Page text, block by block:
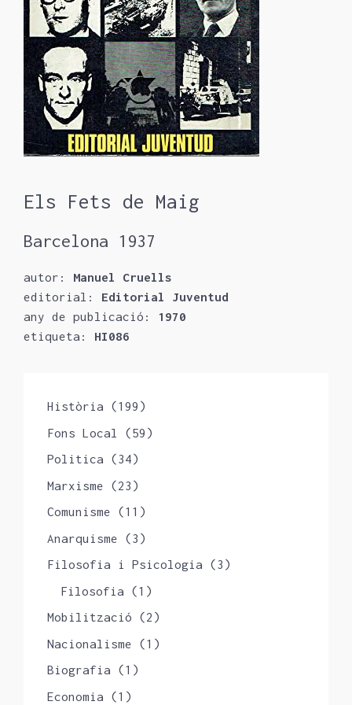
Els Fets de Maig
Barcelona 1937
autor: Manuel Cruells
editorial: Editorial Juventud
any de publicació: 1970
etiqueta: HI086
Història (199)
Fons Local
(59)
Politica (34)
Marxisme (23)
Comunisme (11)
Anarquisme (3)
Filosofia i Psicologia (3)
Filosofia (1)
Mobilització (2)
Nacionalisme (1)
Biografia (1)
Economia (1)